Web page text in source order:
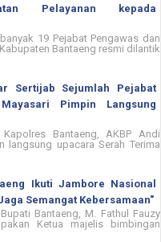
Pelayanan kepada
19 Pejabat Pengawas dan
Bantaeng resmi dilantik
Sertijab Sejumlah Pejabat
Pimpin Langsung
Bantaeng, AKBP Andi
langsung upacara Serah Terima
Ikuti Jambore Nasional
Semangat Kebersamaan"
Bantaeng, M. Fathul Fauzy
Ketua majelis bimbingan